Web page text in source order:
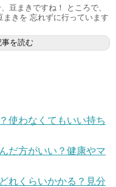
豆まきですね！ ところで、
まきを 忘れずに行っています
事を読む
使わなくてもいい持ち
だ方がいい？健康やマ
れくらいかかる？見分